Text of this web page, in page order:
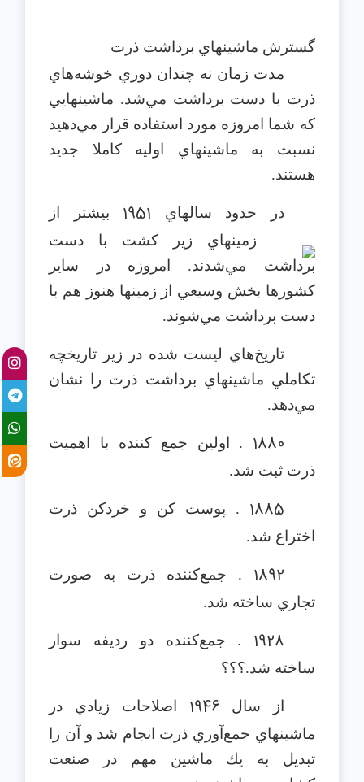
گسترش ماشينهاي برداشت ذرت
مدت زمان نه چندان دوري خوشه‌هاي
ذرت با دست برداشت مي‌شد. ماشينهايي
كه شما امروزه مورد استفاده قرار مي‌دهيد
نسبت به ماشينهاي اوليه كاملا جديد
هستند.
در حدود سالهاي 1951 بيشتر از
زمينهاي زير كشت با دست
برداشت مي‌شدند. امروزه در ساير
كشورها بخش وسيعي از زمينها هنوز هم با
دست برداشت مي‌شوند.
تاريخ‌هاي ليست شده در زير تاريخچه
تكاملي ماشينهاي برداشت ذرت را نشان
مي‌دهد.
1880
. اولين جمع كننده با اهميت
ذرت ثبت شد.
1885
. پوست كن و خردكن ذرت
اختراع شد.
1892
. جمع‌كننده ذرت به صورت
تجاري ساخته شد.
1928
. جمع‌كننده دو رديفه سوار
ساخته شد.؟؟؟
از سال 1946 اصلاحات زيادي در
ماشينهاي جمع‌آوري ذرت انجام شد و آن را
تبديل به يك ماشين مهم در صنعت